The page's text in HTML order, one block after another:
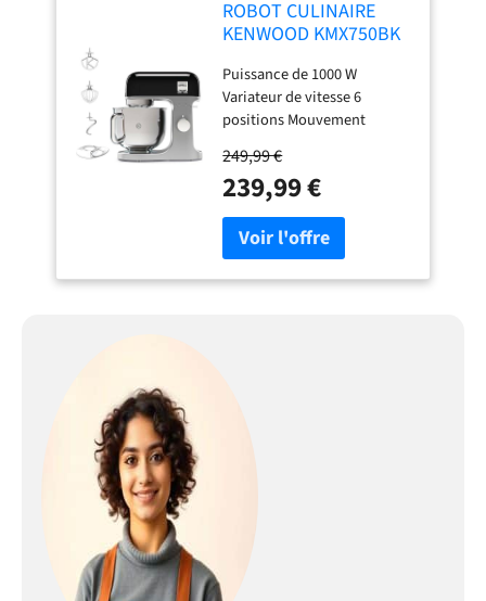
ROBOT CULINAIRE
KENWOOD KMX750BK
Puissance de 1000 W
Variateur de vitesse 6
positions Mouvement
avec poignée Couvercle
anti-projection
249,99 €
239,99 €